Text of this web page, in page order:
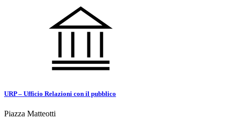
URP – Ufficio Relazioni con il pubblico
Piazza Matteotti